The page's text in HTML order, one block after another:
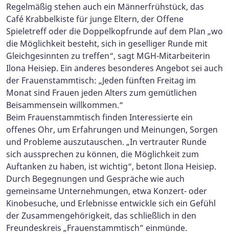
Regelmäßig stehen auch ein Männerfrühstück, das
Café Krabbelkiste für junge Eltern, der Offene
Spieletreff oder die Doppelkopfrunde auf dem Plan „wo
die Möglichkeit besteht, sich in geselliger Runde mit
Gleichgesinnten zu treffen“, sagt MGH-Mitarbeiterin
Ilona Heisiep. Ein anderes besonderes Angebot sei auch
der Frauenstammtisch: „Jeden fünften Freitag im
Monat sind Frauen jeden Alters zum gemütlichen
Beisammensein willkommen.“
Beim Frauenstammtisch finden Interessierte ein
offenes Ohr, um Erfahrungen und Meinungen, Sorgen
und Probleme auszutauschen. „In vertrauter Runde
sich aussprechen zu können, die Möglichkeit zum
Auftanken zu haben, ist wichtig“, betont Ilona Heisiep.
Durch Begegnungen und Gespräche wie auch
gemeinsame Unternehmungen, etwa Konzert- oder
Kinobesuche, und Erlebnisse entwickle sich ein Gefühl
der Zusammengehörigkeit, das schließlich in den
Freundeskreis „Frauenstammtisch” einmünde.